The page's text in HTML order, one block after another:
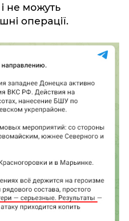
не можуть
операції.